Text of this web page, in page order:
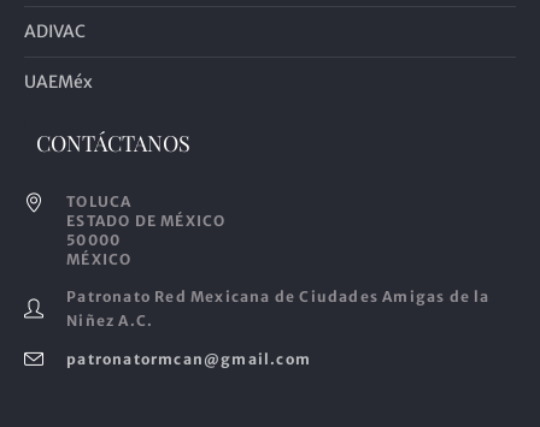
ADIVAC
UAEMéx
CONTÁCTANOS
TOLUCA
ESTADO DE MÉXICO
50000
MÉXICO
Patronato Red Mexicana de Ciudades Amigas de la
Niñez A.C.
patronatormcan@gmail.com